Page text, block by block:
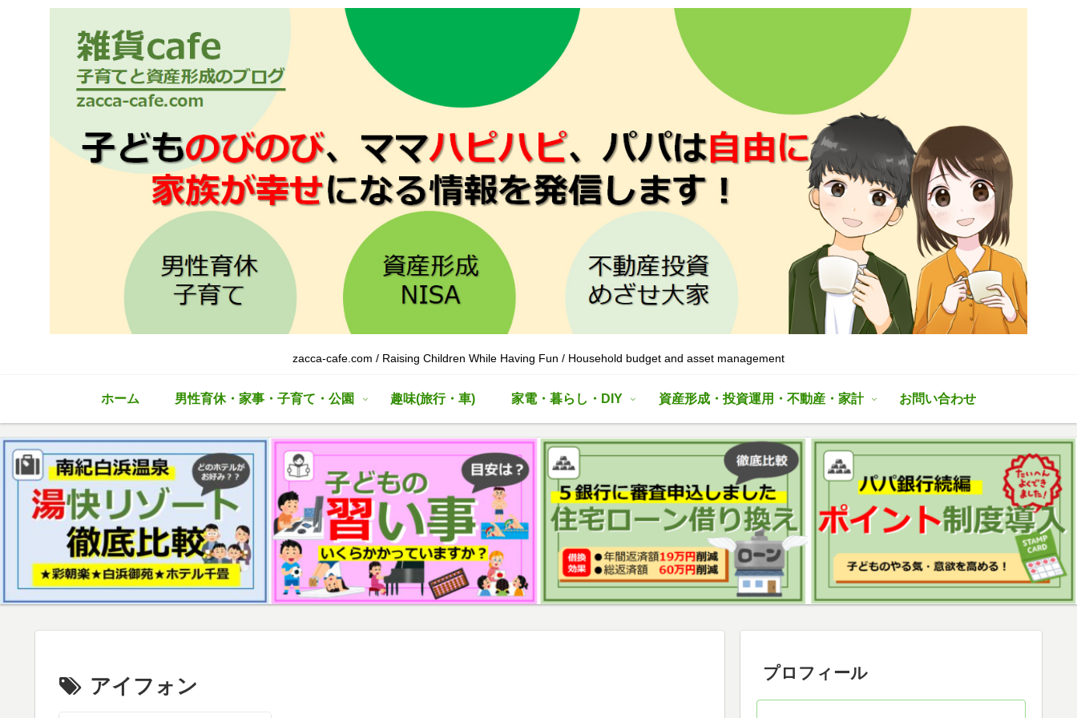
zacca-cafe.com / Raising Children While Having Fun / Household budget and asset management
ホーム 男性育休・家事・子育て・公園 趣味(旅行・車) 家電・暮らし・DIY 資産形成・投資運用・不動産・家計 お問い合わせ
アイフォン
プロフィール